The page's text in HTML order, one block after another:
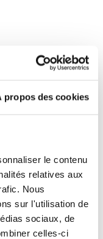
propos des cookies
le contenu
relatives aux
Nous
sur l'utilisation de
sociaux, de
celles-ci